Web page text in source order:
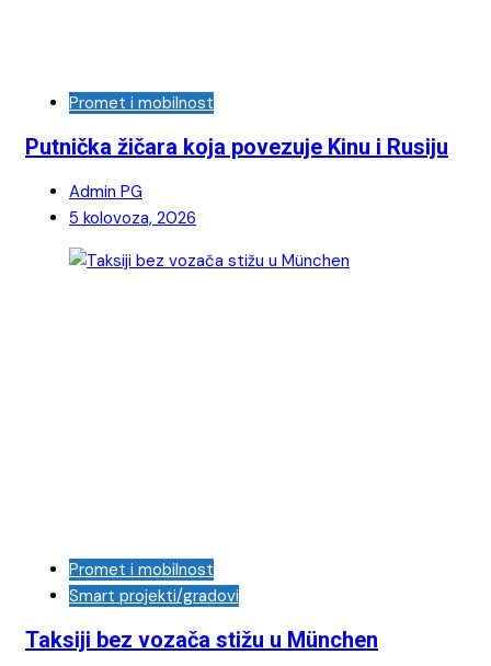
Promet i mobilnost
Putnička žičara koja povezuje Kinu i Rusiju
Admin PG
5 kolovoza, 2026
Promet i mobilnost
Smart projekti/gradovi
Taksiji bez vozača stižu u München